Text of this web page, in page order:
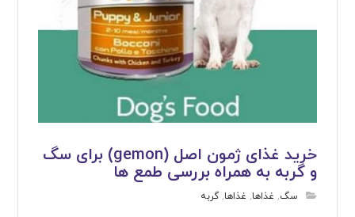
خرید غذای ژمون اصل (gemon) برای سگ
و گربه به همراه بررسی طمع ها
سگ, غذاها, غذاها,گربه